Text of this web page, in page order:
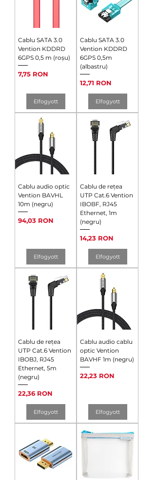
Cablu SATA 3.0
Vention KDDRD
6GPS 0,5 m (roșu)
Ár
7,75 RON
Elfogyott
Cablu SATA 3.0
Vention KDDRD
6GPS 0,5m
(albastru)
Ár
12,71 RON
Elfogyott
Cablu audio optic
Vention BAVHL
10m (negru)
Ár
94,03 RON
Elfogyott
Cablu de rețea
UTP Cat.6 Vention
IBOBF, RJ45
Ethernet, 1m
(negru)
Ár
14,23 RON
Elfogyott
Cablu de rețea
UTP Cat.6 Vention
IBOBJ, RJ45
Ethernet, 5m
(negru)
Ár
22,36 RON
Elfogyott
Cablu audio cablu
optic Vention
BAVHF 1m (negru)
Ár
22,23 RON
Elfogyott